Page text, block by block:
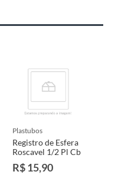
plastubos
Registro de Esfera
Roscavel 1/2 Pl Cb
R$ 15,90